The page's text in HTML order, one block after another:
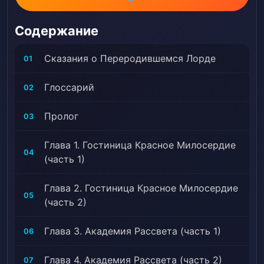
начала, R*pe, Reverse R*pe, Романтический
побочный сюжет, Королевская власть, Рабы,
Стратегические битвы, Стратег, Технологический
разрыв, Переселение, Перемещенный в другой мир,
культивирования, Войны
Содержание
01 Сказания о Переродившемся Лорде
02 Глоссарий
03 Пролог
04
Глава 1. Гостиница Красное Милосердие
(часть 1)
05
Глава 2. Гостиница Красное Милосердие
(часть 2)
06 Глава 3. Академия Рассвета (часть 1)
07 Глава 4. Академия Рассвета (часть 2)